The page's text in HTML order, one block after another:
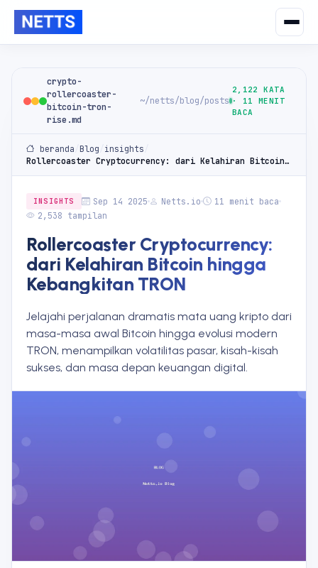
crypto-
rollercoaster-
bitcoin-tron-
rise.md
~/netts/blog/posts
2,122 KATA
· 11 MENIT
BACA
beranda Blog insights
Rollercoaster Cryptocurrency: dari Kelahiran Bitcoin hingga Kebangkitan TRON
INSIGHTS Sep 14 2025 Netts.io
11 menit baca
2,538 tampilan
Rollercoaster Cryptocurrency:
dari Kelahiran Bitcoin hingga
Kebangkitan TRON
Jelajahi perjalanan dramatis mata uang kripto dari
masa-masa awal Bitcoin hingga evolusi modern
TRON, menampilkan volatilitas pasar, kisah-kisah
sukses, dan masa depan keuangan digital.